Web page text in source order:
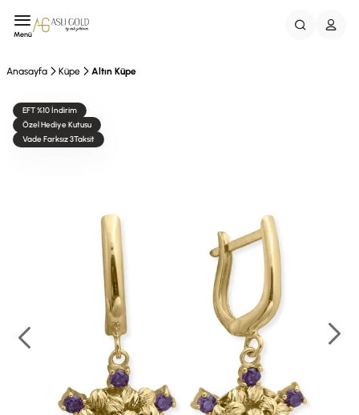
Menü
Anasayfa Küpe Altın Küpe
EFT %10 İndirim
Özel Hediye Kutusu
Vade Farksız 3Taksit